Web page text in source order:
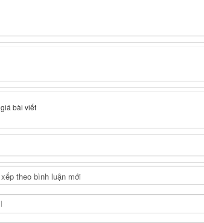
bài viết